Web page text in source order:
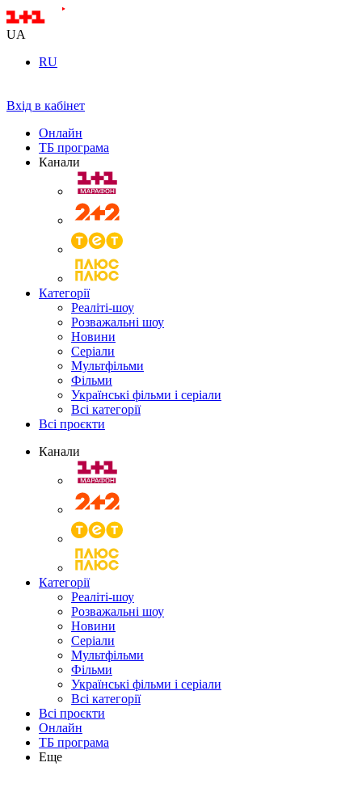
UA
RU
Вхід в кабінет
Онлайн
ТБ програма
Канали
Категорії
Реаліті-шоу
Розважальні шоу
Новини
Серіали
Мультфільми
Фільми
Українські фільми і серіали
Всі категорії
Всі проєкти
Канали
Категорії
Реаліті-шоу
Розважальні шоу
Новини
Серіали
Мультфільми
Фільми
Українські фільми і серіали
Всі категорії
Всі проєкти
Онлайн
ТБ програма
Еще